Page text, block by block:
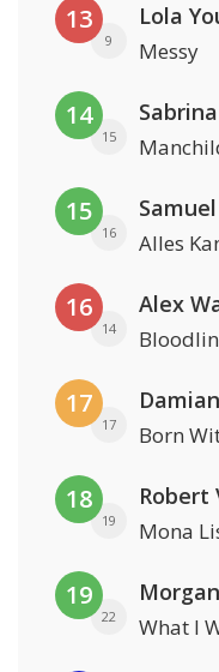
13
9
Lola
Messy
14
15
15
16 Alles
16
14
Alex
17
17 Born
18
19
Robert
Mona
19
22 What I